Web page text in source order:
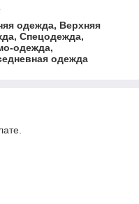
одежда, Верхняя
Спецодежда,
одежда,
одежда